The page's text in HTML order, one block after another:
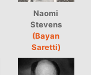
Naomi
Stevens
(Bayan
Saretti)